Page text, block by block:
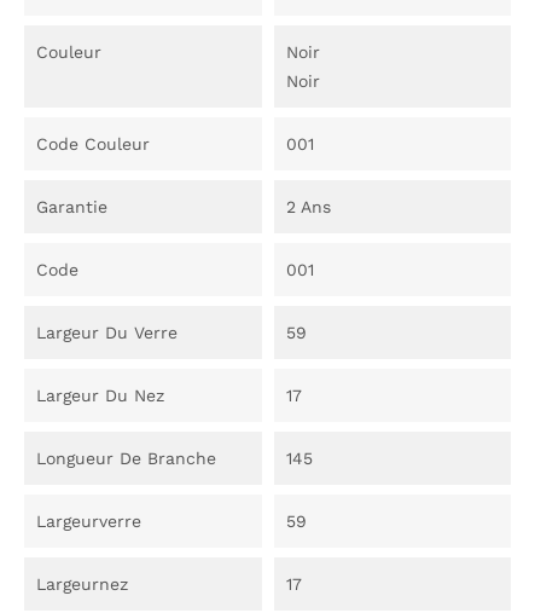
Couleur
Noir
Noir
Code Couleur 001
Garantie 2 Ans
Code 001
Largeur Du Verre 59
Largeur Du Nez 17
Longueur De Branche 145
Largeurverre 59
Largeurnez 17